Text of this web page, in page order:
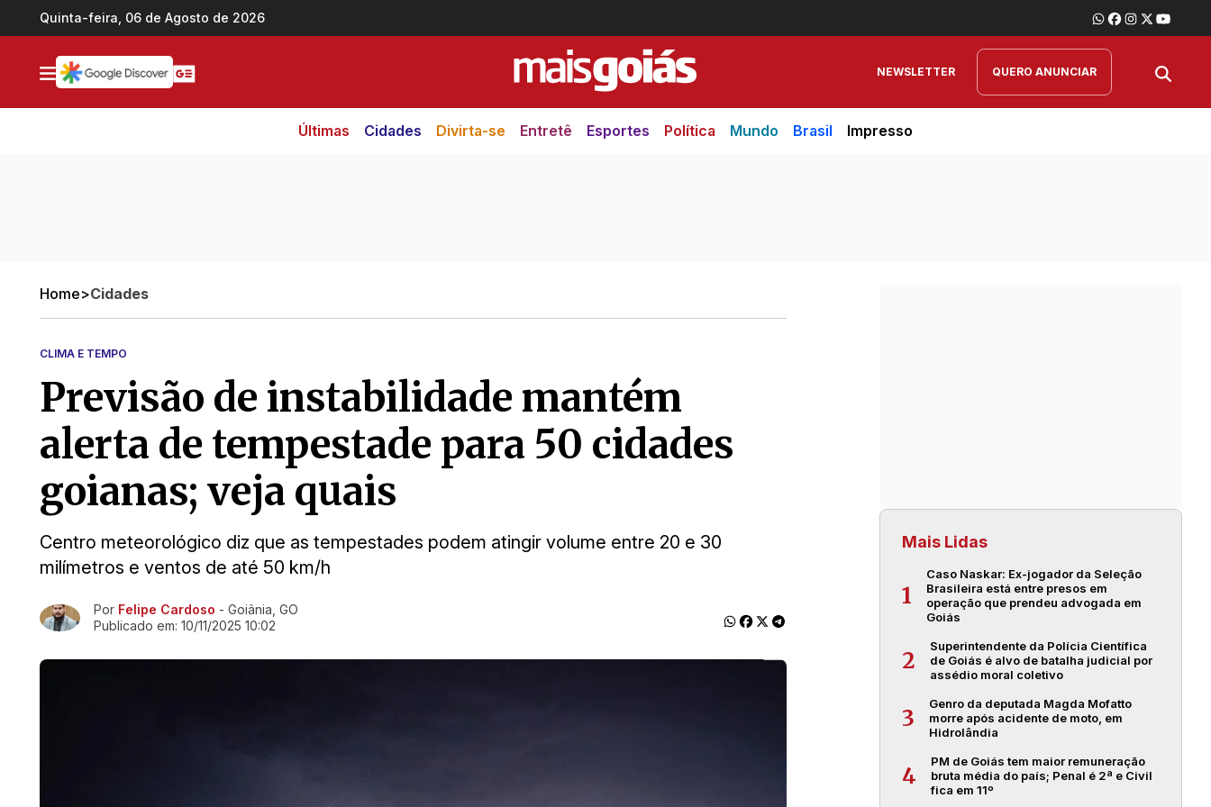
Ir direto pro conteúdo
Quinta-feira, 06 de Agosto de 2026
NEWSLETTER QUERO ANUNCIAR
Últimas Cidades Divirta-se Entretê Esportes Política Mundo Brasil Impresso
Home>Cidades
CLIMA E TEMPO
Previsão de instabilidade mantém
alerta de tempestade para 50 cidades
goianas; veja quais
Centro meteorológico diz que as tempestades podem atingir volume entre 20 e 30
milímetros e ventos de até 50 km/h
Ir direto pra matéria
Por Felipe Cardoso - Goiânia, GO
Publicado em: 10/11/2025 10:02
Mais Lidas
1
Caso Naskar: Ex-jogador da Seleção
Brasileira está entre presos em
operação que prendeu advogada em
Goiás
2
Superintendente da Polícia Científica
de Goiás é alvo de batalha judicial por
assédio moral coletivo
3
Genro da deputada Magda Mofatto
morre após acidente de moto, em
Hidrolândia
4
PM de Goiás tem maior remuneração
bruta média do país; Penal é 2ª e Civil
fica em 11º